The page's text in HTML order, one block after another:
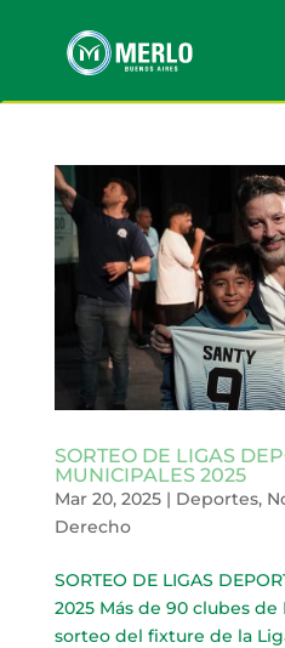
SORTEO DE LIGAS
MUNICIPALES 2025
Mar 20, 2025| Deportes,
Derecho
SORTEO DE LIGAS
2025 Más de 90 clubes
sorteo del fixture de la